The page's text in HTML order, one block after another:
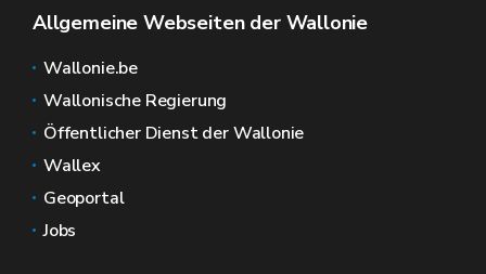
Allgemeine Webseiten der Wallonie
Wallonie.be
Wallonische Regierung
Öffentlicher Dienst der Wallonie
Wallex
Geoportal
Jobs